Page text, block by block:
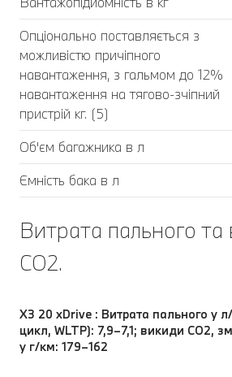
Опціонально поставляється з
можливістю причіпного
навантаження, з гальмом до 12%
навантаження на тягово-зчіпний
пристрій кг. (5)
Об'єм багажника в л
Ємність бака в л
Витрата пального та
CO2.
X3 20 xDrive : Витрата пального у
цикл, WLTP): 7,9–7,1; викиди CO2,
у г/км: 179–162